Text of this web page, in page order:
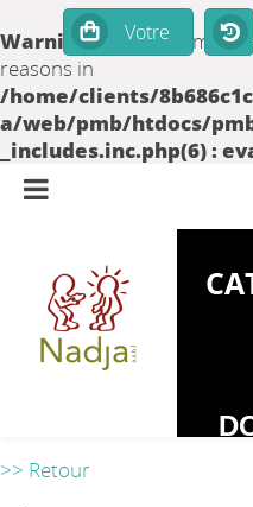
Warning: set_time_limit()
reasons in
/home/clients/
a/web/pmb/htdocs/
_includes.inc.php(6) :
>> Retour